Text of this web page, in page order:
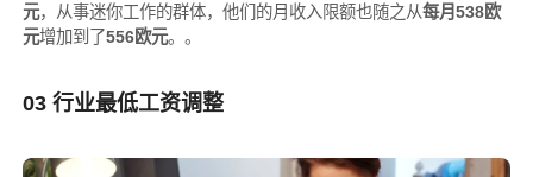
元，从事迷你工作的群体，他们的月收入限额也随之从每月538欧
元增加到了556欧元。。
03行业最低工资调整